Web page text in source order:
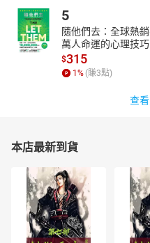
★珍貴彩照：隨書附贈16頁全
★精采增量：追隨 BTS 成長速
準備好進入 BTS 宇宙了嗎?
《BTS 防彈少年團成長記錄》粉
https://tinyurl.com/27cjg3as
5
隨他們去：全球熱
萬人命運的心理技
書】
$315
1 % (賺3點)
查
本店最新到貨